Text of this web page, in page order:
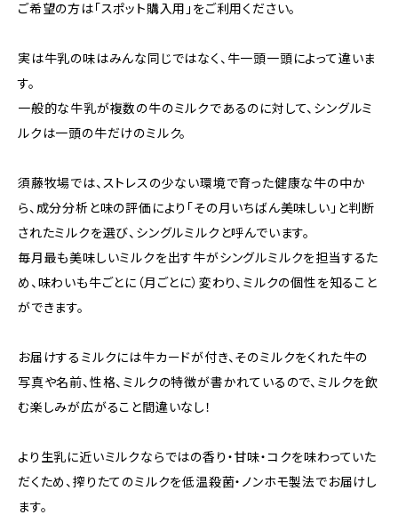
ご希望の方は「スポット購入用」をご利用ください。
実は牛乳の味はみんな同じではなく、牛一頭一頭によって違いま
す。
一般的な牛乳が複数の牛のミルクであるのに対して、シングルミ
ルクは一頭の牛だけのミルク。
須藤牧場では、ストレスの少ない環境で育った健康な牛の中か
ら、成分分析と味の評価により「その月いちばん美味しい」と判断
されたミルクを選び、シングルミルクと呼んでいます。
毎月最も美味しいミルクを出す牛がシングルミルクを担当するた
め、味わいも牛ごとに（月ごとに）変わり、ミルクの個性を知ること
ができます。
お届けするミルクには牛カードが付き、そのミルクをくれた牛の
写真や名前、性格、ミルクの特徴が書かれているので、ミルクを飲
む楽しみが広がること間違いなし！
より生乳に近いミルクならではの香り・甘味・コクを味わっていた
だくため、搾りたてのミルクを低温殺菌・ノンホモ製法でお届けし
ます。